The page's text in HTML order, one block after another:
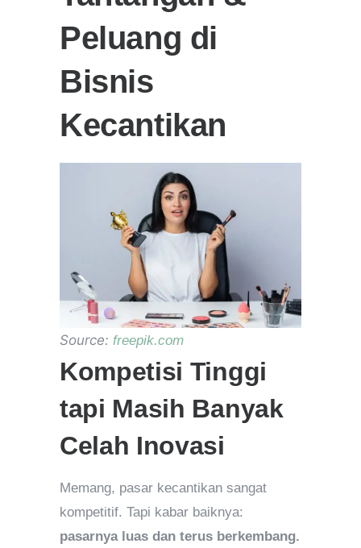
Peluang di
Bisnis
Kecantikan
Source: freepik.com
Kompetisi Tinggi
tapi Masih Banyak
Celah Inovasi
Memang, pasar kecantikan sangat
kompetitif. Tapi kabar baiknya:
pasarnya luas dan terus berkembang.